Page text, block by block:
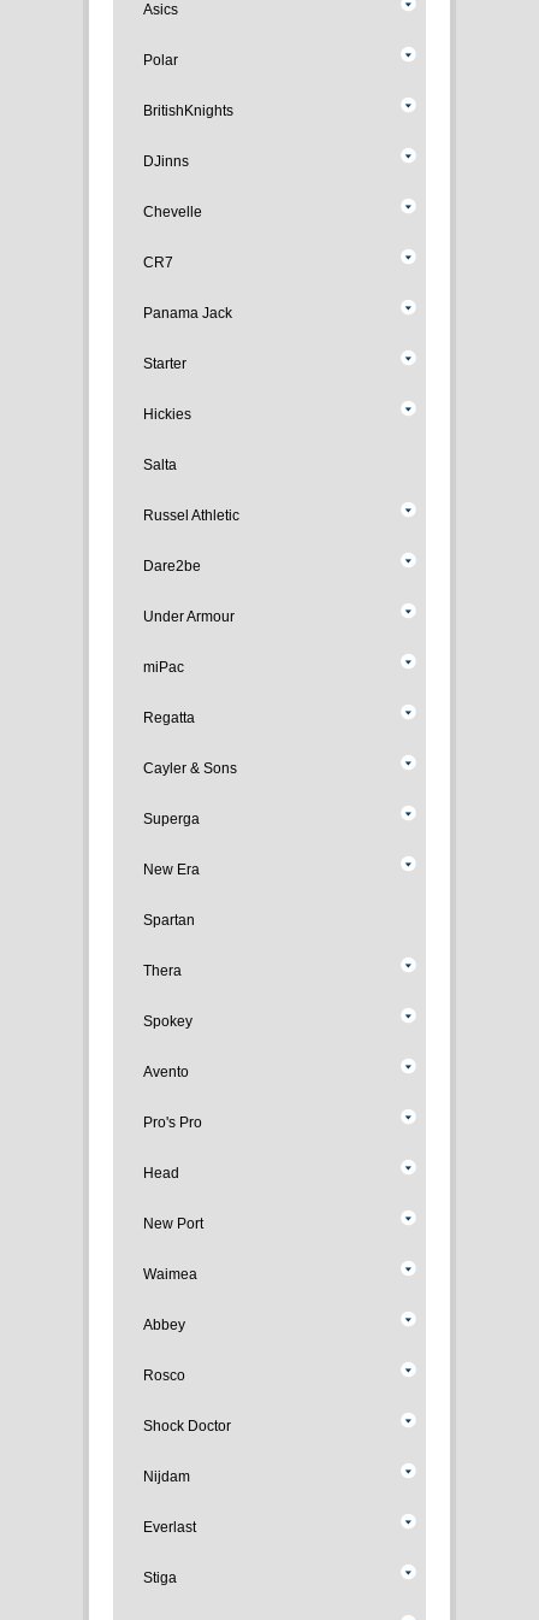
Asics
Polar
BritishKnights
DJinns
Chevelle
CR7
Panama Jack
Starter
Hickies
Salta
Russel Athletic
Dare2be
Under Armour
miPac
Regatta
Cayler & Sons
Superga
New Era
Spartan
Thera
Spokey
Avento
Pro's Pro
Head
New Port
Waimea
Abbey
Rosco
Shock Doctor
Nijdam
Everlast
Stiga